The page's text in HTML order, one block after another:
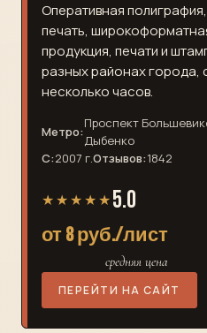
Оперативная
печать,
продукция, печати и
разных районах города,
несколько часов.
Метро:
Проспект
Дыбенко
С:2007 г.Отзывов:1842
★★★★★ 5.0
от 8 руб./лист
средняя цена
ПЕРЕЙТИ НА САЙТ